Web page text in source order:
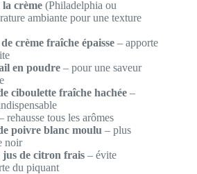
la crème (Philadelphia ou
ambiante pour une texture
crème fraîche épaisse – apporte
en poudre – pour une saveur
ciboulette fraîche hachée –
rehausse tous les arômes
poivre blanc moulu – plus
noir
jus de citron frais – évite
du piquant